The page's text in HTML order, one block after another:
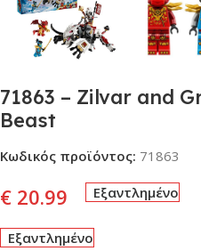
71863 – Zilvar and
Beast
Κωδικός προϊόντος: 71863
€ 20.99 Εξαντλημένο
Εξαντλημένο